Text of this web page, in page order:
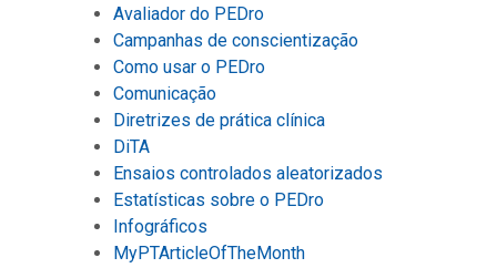
Avaliador do PEDro
Campanhas de conscientização
Como usar o PEDro
Comunicação
Diretrizes de prática clínica
DiTA
Ensaios controlados aleatorizados
Estatísticas sobre o PEDro
Infográficos
MyPTArticleOfTheMonth